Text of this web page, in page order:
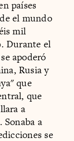
países
el mundo
mil
Durante el
apoderó
Rusia y
que
que
a
a
se